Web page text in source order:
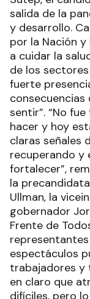
salida de la
y desarrollo.
por la Nación
a cuidar la
de los
fuerte
consecuencias
sentir”. “No
hacer y hoy
claras señales
recuperando y
fortalecer”,
la
Ullman, la
gobernador
Frente de
espectáculos
trabajadores y
en claro que
difíciles, pero